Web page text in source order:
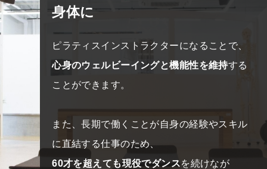
身体に
ピラティスインストラクターになることで、
心身のウェルビーイングと機能性を維持する
ことができます。
また、長期で働くことが自身の経験やスキル
に直結する仕事のため、
60才を超えても現役でダンスを続けなが